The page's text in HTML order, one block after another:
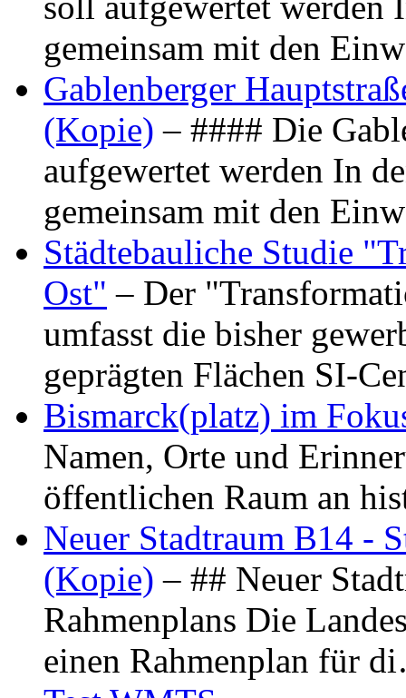
gemeinsam mit den
Gablenberger
(Kopie) – #### Die
aufgewertet werden In
gemeinsam mit den
Städtebauliche Studie
Ost" – Der
umfasst die bisher
geprägten Flächen SI-
Bismarck(platz) im
Namen, Orte und
öffentlichen Raum an
Neuer Stadtraum B14 -
(Kopie) – ## Neuer
Rahmenplans Die
einen Rahmenplan für